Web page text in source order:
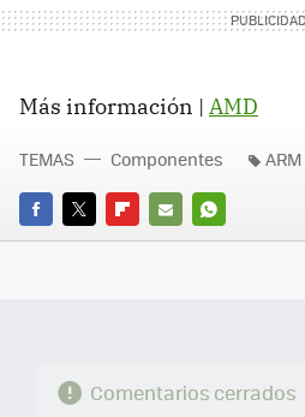
Más información | AMD
FACEBOOK
TWITTERFLIPBOARD
E-
WHATSAPP
TEMAS Componentes ARM
Comentarios cerrados